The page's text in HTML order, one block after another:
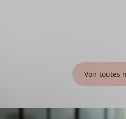
Voir toutes